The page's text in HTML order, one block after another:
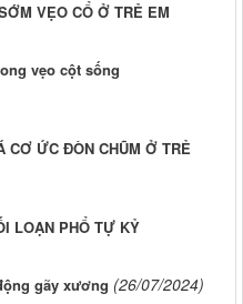
VẸO CỔ Ở TRẺ EM
vẹo cột sống
CƠ ỨC ĐÒN CHŨM Ở TRẺ
LOẠN PHỔ TỰ KỶ
gãy xương (26/07/2024)